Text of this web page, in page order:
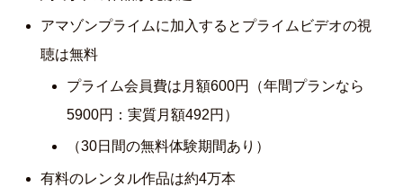
アマゾンプライムに加入するとプライムビデオの視
聴は無料
プライム会員費は月額600円（年間プランなら
5900円：実質月額492円）
（30日間の無料体験期間あり）
有料のレンタル作品は約4万本